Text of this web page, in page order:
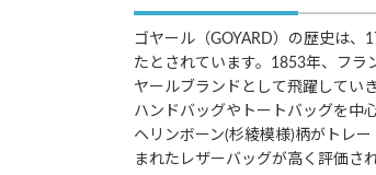
ゴヤール（GOYARD）の歴史は、
たとされています。1853年、フラ
ヤールブランドとして飛躍してい
ハンドバッグやトートバッグを中
ヘリンボーン(杉綾模様)柄がトレ
まれたレザーバッグが高く評価さ